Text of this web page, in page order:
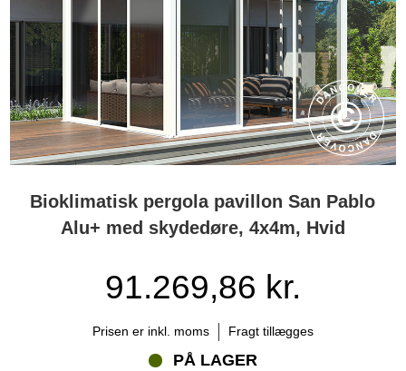
Bioklimatisk pergola pavillon San Pablo
Alu+ med skydedøre, 4x4m, Hvid
91.269,86 kr.
Prisen er inkl. moms Fragt tillægges
PÅ LAGER